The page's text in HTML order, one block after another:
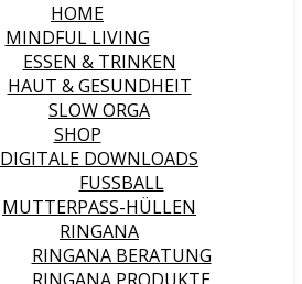
HOME
MINDFUL LIVING
ESSEN & TRINKEN
HAUT & GESUNDHEIT
SLOW ORGA
SHOP
DIGITALE DOWNLOADS
FUSSBALL
MUTTERPASS-HÜLLEN
RINGANA
RINGANA BERATUNG